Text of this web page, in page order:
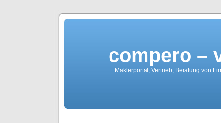
compero –
Maklerportal, Vertrieb, Beratung von